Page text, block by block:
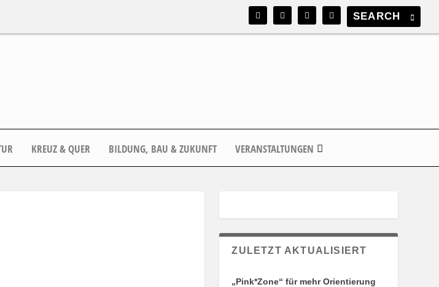
KREUZ & QUER BILDUNG, BAU & ZUKUNFT VERANSTALTUNGEN
ZULETZT AKTUALISIERT
„Pink*Zone“ für mehr Orientierung